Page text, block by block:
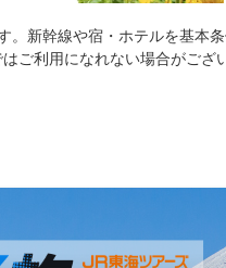
新幹線や宿・ホテルを基本
ご利用になれない場合がご